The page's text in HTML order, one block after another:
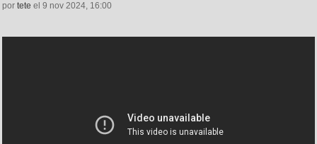
por tete el 9 nov 2024, 16:00